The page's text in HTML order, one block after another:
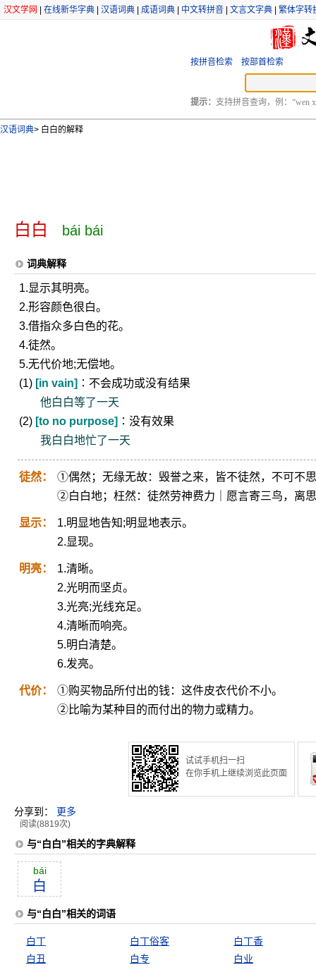
汉文学网 在线新华字典 汉语词典 成语词典 中文转拼音 文言文字典 繁体字转
按拼音检索 按部首检索
提示： 支持拼音查询，例：“wen
汉语词典> 白白的解释
白白 bái bái
词典解释
1.显示其明亮。
2.形容颜色很白。
3.借指众多白色的花。
4.徒然。
5.无代价地;无偿地。
(1) [in vain] ∶不会成功或没有结果
他白白等了一天
(2) [to no purpose] ∶没有效果
我白白地忙了一天
徒然：
①偶然；无缘无故：毁誉之来，皆不徒然，不可不
②白白地；枉然：徒然劳神费力｜愿言寄三鸟，离
显示：
1.明显地告知;明显地表示。
2.显现。
明亮：
1.清晰。
2.光明而坚贞。
3.光亮;光线充足。
4.清晰而响亮。
5.明白清楚。
6.发亮。
代价：
①购买物品所付出的钱：这件皮衣代价不小。
②比喻为某种目的而付出的物力或精力。
试试手机扫一扫
在你手机上继续浏览此页面
分享到： 更多
阅读(8819次)
与“白白”相关的字典解释
bái
白
与“白白”相关的词语
白丁 白丁俗客
白丁香
白丑
白专 白业